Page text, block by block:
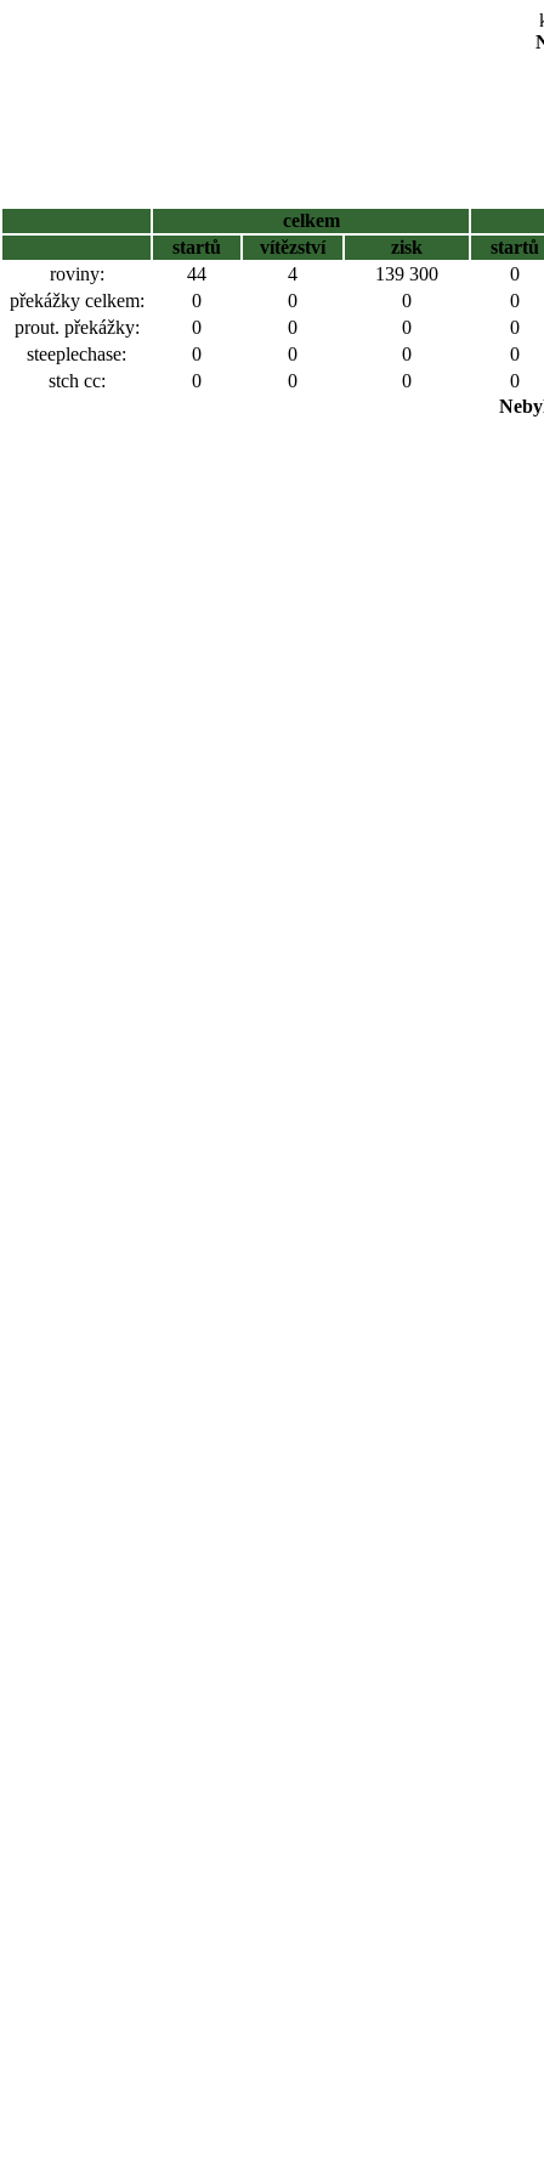
celkem
startů
vítězství zisk
startů
roviny:
44 4 139 300
0
překážky celkem:
0 0 0
0
prout. překážky:
0 0 0
0
steeplechase:
0 0 0
0
stch cc:
0 0 0
0